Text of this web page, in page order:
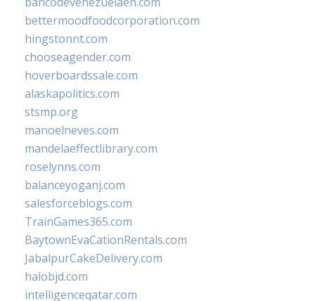
bettermoodfoodcorporation.com
hingstonnt.com
chooseagender.com
hoverboardssale.com
alaskapolitics.com
stsmp.org
manoelneves.com
mandelaeffectlibrary.com
roselynns.com
balanceyoganj.com
salesforceblogs.com
TrainGames365.com
BaytownEvaCationRentals.com
JabalpurCakeDelivery.com
halobjd.com
intelligenceqatar.com